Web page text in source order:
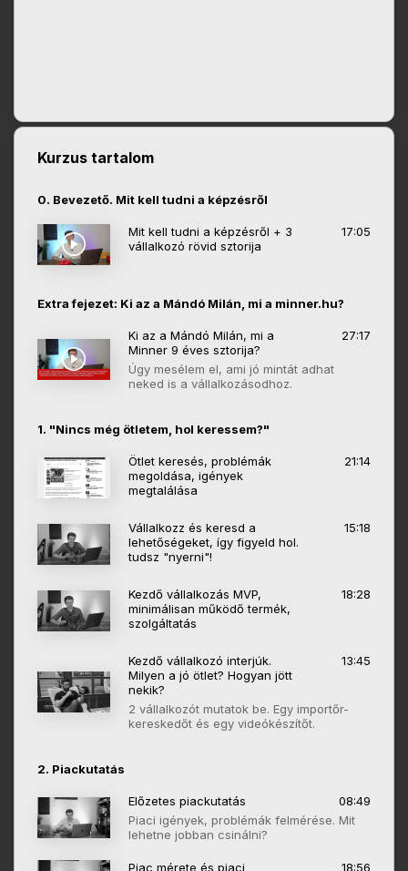
Kurzus tartalom
0. Bevezető. Mit kell tudni a képzésről
Mit kell tudni a képzésről + 3
vállalkozó rövid sztorija
17:05
Extra fejezet: Ki az a Mándó Milán, mi a minner.hu?
Ki az a Mándó Milán, mi a
Minner 9 éves sztorija?
27:17
Úgy mesélem el, ami jó mintát adhat
neked is a vállalkozásodhoz.
1. "Nincs még ötletem, hol keressem?"
Ötlet keresés, problémák
megoldása, igények
megtalálása
21:14
Vállalkozz és keresd a
lehetőségeket, így figyeld hol.
tudsz "nyerni"!
15:18
Kezdő vállalkozás MVP,
minimálisan működő termék,
szolgáltatás
18:28
Kezdő vállalkozó interjúk.
Milyen a jó ötlet? Hogyan jött
nekik?
13:45
2 vállalkozót mutatok be. Egy importőr-
kereskedőt és egy videókészítőt.
2. Piackutatás
Előzetes piackutatás
08:49
Piaci igények, problémák felmérése. Mit
lehetne jobban csinálni?
Piac mérete és piaci 18:56